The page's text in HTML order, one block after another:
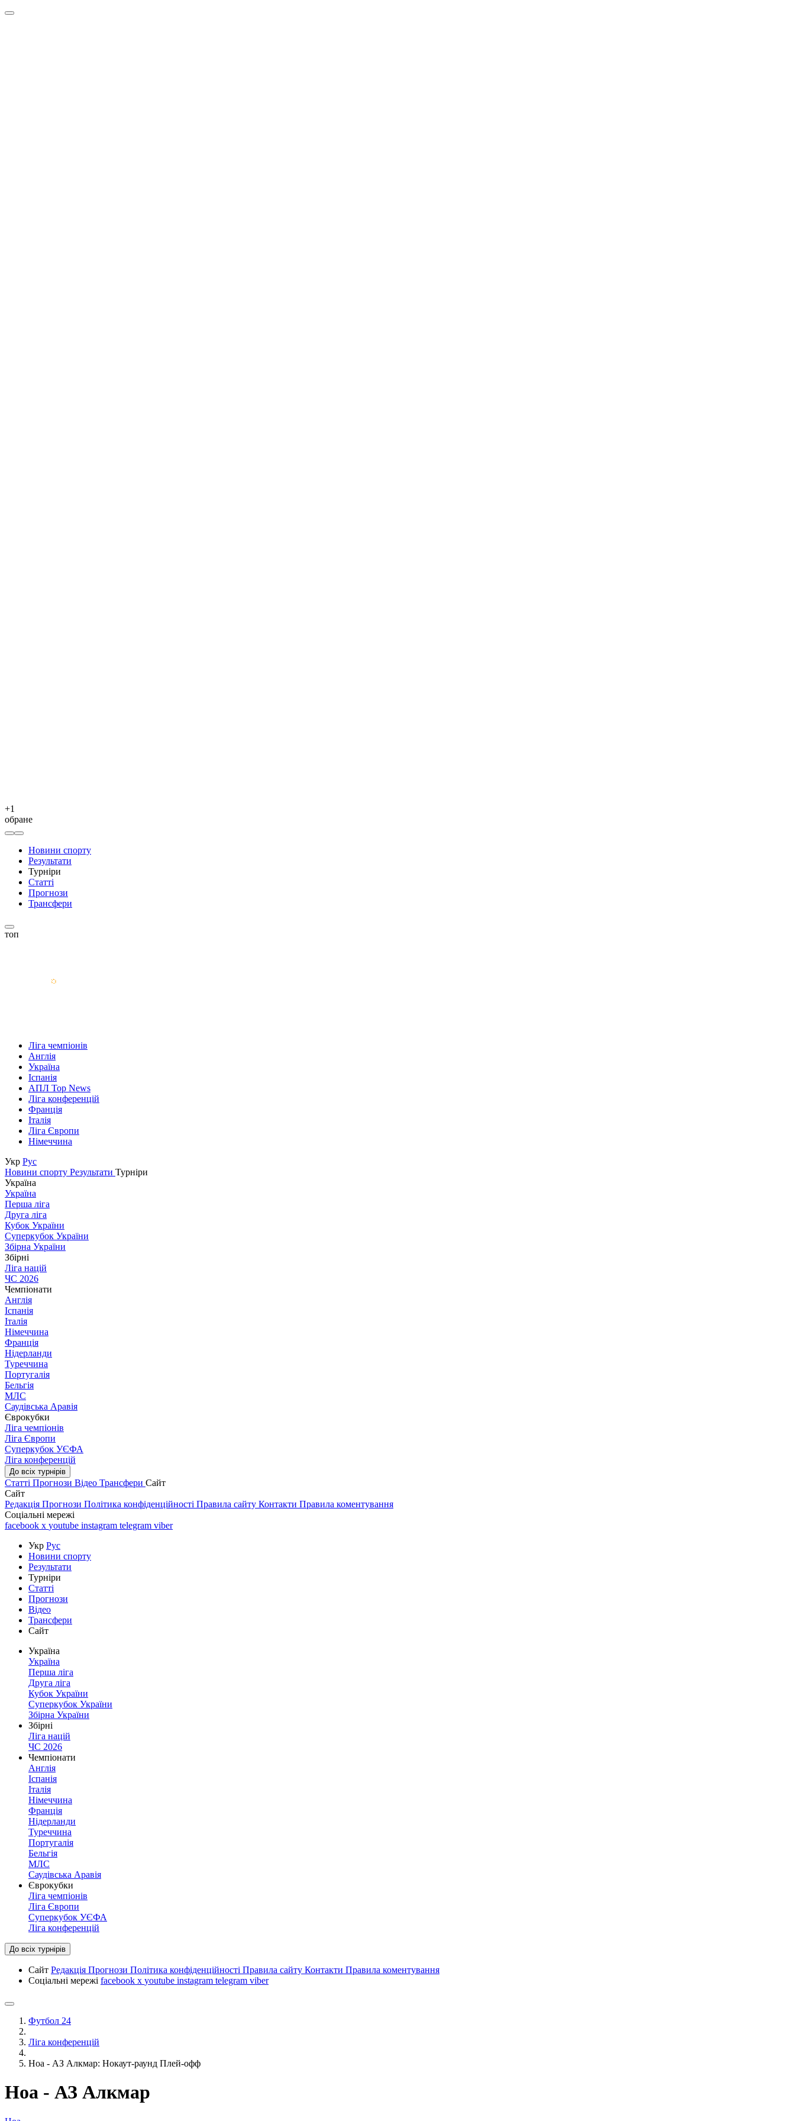
+1
обране
Новини спорту
Результати
Турніри
Статті
Прогнози
Трансфери
топ
Ліга чемпіонів
Англія
Україна
Іспанія
АПЛ Top News
Ліга конференцій
Франція
Італія
Ліга Європи
Німеччина
Укр Рус
Новини спорту Результати Турніри
Україна
Україна
Перша ліга
Друга ліга
Кубок України
Суперкубок України
Збірна України
Збірні
Ліга націй
ЧС 2026
Чемпіонати
Англія
Іспанія
Італія
Німеччина
Франція
Нідерланди
Туреччина
Португалія
Бельгія
МЛС
Саудівська Аравія
Єврокубки
Ліга чемпіонів
Ліга Європи
Суперкубок УЄФА
Ліга конференцій
До всіх турнірів
Статті Прогнози Відео Трансфери Сайт
Сайт
Редакція Прогнози Політика конфіденційності Правила сайту Контакти Правила коментування
Соціальні мережі
facebook x youtube instagram telegram viber
Укр Рус
Новини спорту
Результати
Турніри
Статті
Прогнози
Відео
Трансфери
Сайт
Україна
Україна
Перша ліга
Друга ліга
Кубок України
Суперкубок України
Збірна України
Збірні
Ліга націй
ЧС 2026
Чемпіонати
Англія
Іспанія
Італія
Німеччина
Франція
Нідерланди
Туреччина
Португалія
Бельгія
МЛС
Саудівська Аравія
Єврокубки
Ліга чемпіонів
Ліга Європи
Суперкубок УЄФА
Ліга конференцій
До всіх турнірів
Сайт Редакція Прогнози Політика конфіденційності Правила сайту Контакти Правила коментування
Соціальні мережі facebook x youtube instagram telegram viber
Футбол 24
Ліга конференцій
Ноа - АЗ Алкмар: Нокаут-раунд Плей-офф
Ноа - АЗ Алкмар